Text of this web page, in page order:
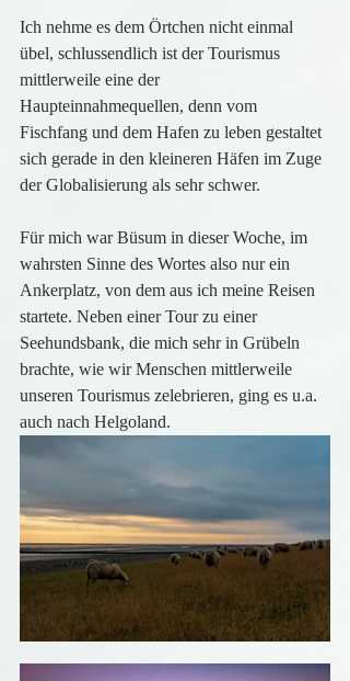
Ich nehme es dem Örtchen nicht einmal
übel, schlussendlich ist der Tourismus
mittlerweile eine der
Haupteinnahmequellen, denn vom
Fischfang und dem Hafen zu leben gestaltet
sich gerade in den kleineren Häfen im Zuge
der Globalisierung als sehr schwer.
Für mich war Büsum in dieser Woche, im
wahrsten Sinne des Wortes also nur ein
Ankerplatz, von dem aus ich meine Reisen
startete. Neben einer Tour zu einer
Seehundsbank, die mich sehr in Grübeln
brachte, wie wir Menschen mittlerweile
unseren Tourismus zelebrieren, ging es u.a.
auch nach Helgoland.